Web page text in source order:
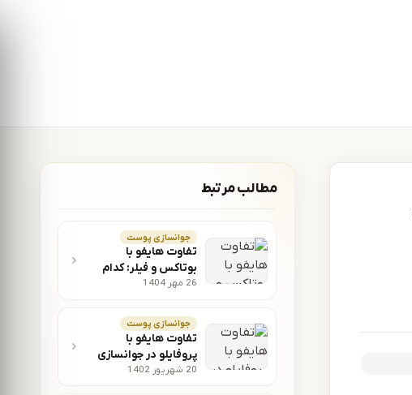
مطالب مرتبط
جوانسازی پوست
تفاوت هایفو با
بوتاکس و فیلر: کدام
روش جوانسازی بهتر
26 مهر 1404
جوانسازی پوست
تفاوت هایفو با
پروفایلو در جوانسازی
پوست
20 شهریور 1402